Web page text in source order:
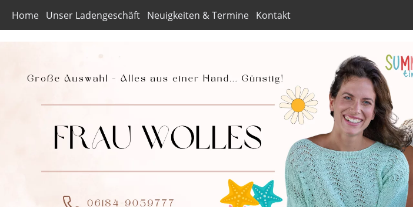
Home Unser Ladengeschäft Neuigkeiten & Termine Kontakt